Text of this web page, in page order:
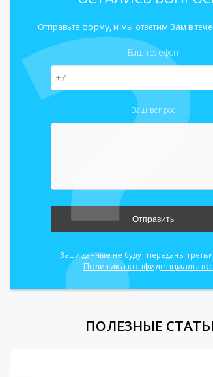
Отправьте форму, и мы ответим Вам в
Ваш телефон
Ваш вопрос
Отправить
Ваши данные не будут переданы
Политика
ПОЛЕЗНЫЕ